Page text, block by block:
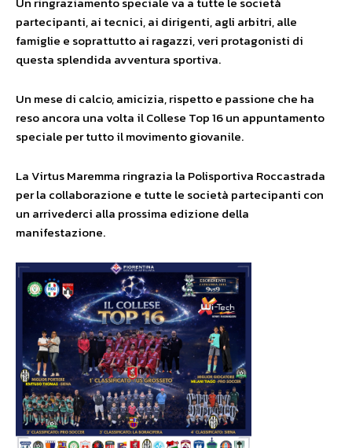
partecipanti, ai tecnici, ai dirigenti, agli arbitri, alle
famiglie e soprattutto ai ragazzi, veri protagonisti di
questa splendida avventura sportiva.
Un mese di calcio, amicizia, rispetto e passione che ha
reso ancora una volta il Collese Top 16 un appuntamento
speciale per tutto il movimento giovanile.
La Virtus Maremma ringrazia la Polisportiva Roccastrada
per la collaborazione e tutte le società partecipanti con
un arrivederci alla prossima edizione della
manifestazione.